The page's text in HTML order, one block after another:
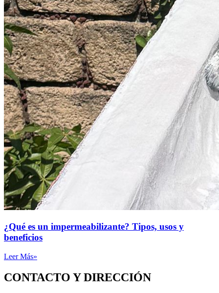
¿Qué es un impermeabilizante? Tipos, usos y
beneficios
Leer Más»
CONTACTO Y DIRECCIÓN